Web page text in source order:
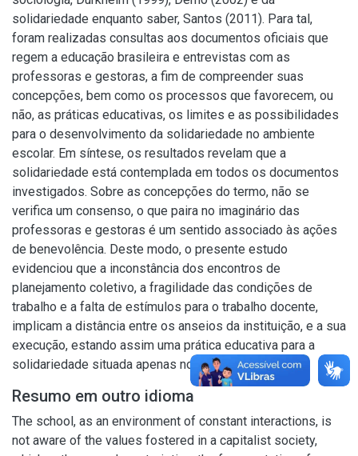
solidariedade enquanto saber, Santos (2011). Para tal,
foram realizadas consultas aos documentos oficiais que
regem a educação brasileira e entrevistas com as
professoras e gestoras, a fim de compreender suas
concepções, bem como os processos que favorecem, ou
não, as práticas educativas, os limites e as possibilidades
para o desenvolvimento da solidariedade no ambiente
escolar. Em síntese, os resultados revelam que a
solidariedade está contemplada em todos os documentos
investigados. Sobre as concepções do termo, não se
verifica um consenso, o que paira no imaginário das
professoras e gestoras é um sentido associado às ações
de benevolência. Deste modo, o presente estudo
evidenciou que a inconstância dos encontros de
planejamento coletivo, a fragilidade das condições de
trabalho e a falta de estímulos para o trabalho docente,
implicam a distância entre os anseios da instituição, e a sua
execução, estando assim uma prática educativa para a
solidariedade situada apenas no campo do desejo.
Resumo em outro idioma
The school, as an environment of constant interactions, is
not aware of the values fostered in a capitalist society,